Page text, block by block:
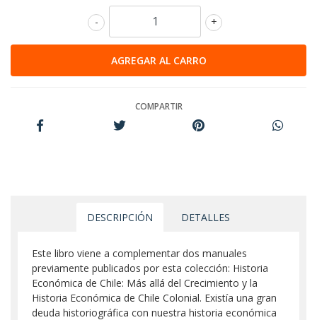
+
-
COMPARTIR
DESCRIPCIÓN DETALLES
Este libro viene a complementar dos manuales
previamente publicados por esta colección: Historia
Económica de Chile: Más allá del Crecimiento y la
Historia Económica de Chile Colonial. Existía una gran
deuda historiográfica con nuestra historia económica